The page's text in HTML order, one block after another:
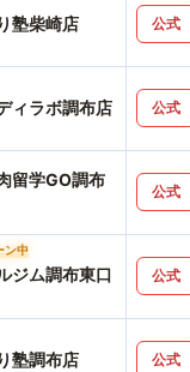
塾柴崎店 公式
ィラボ調布店 公式
留学GO調布
公式
ン中
ジム調布東口
公式
塾調布店 公式